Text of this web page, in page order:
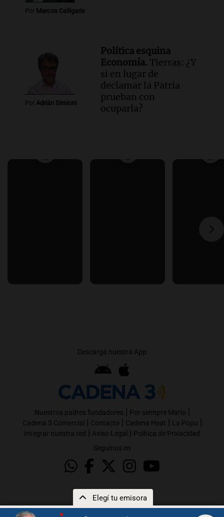
Elegí tu emisora
Por Marcos Calligaris
Por Adrián Simioni
Política esquina
Economía. Tierras: ¿Y
si en lugar de
declamar la Patria
prueban con
ocuparla?
Descargá nuestra App
Nuestros padres fundadores | Por siempre Mario |
Cadena 3 Comercial | Contacto | Cadena Heat | La Popu |
Integrar nuestra red | Aviso Legal | Política de Privacidad
Seguinos en